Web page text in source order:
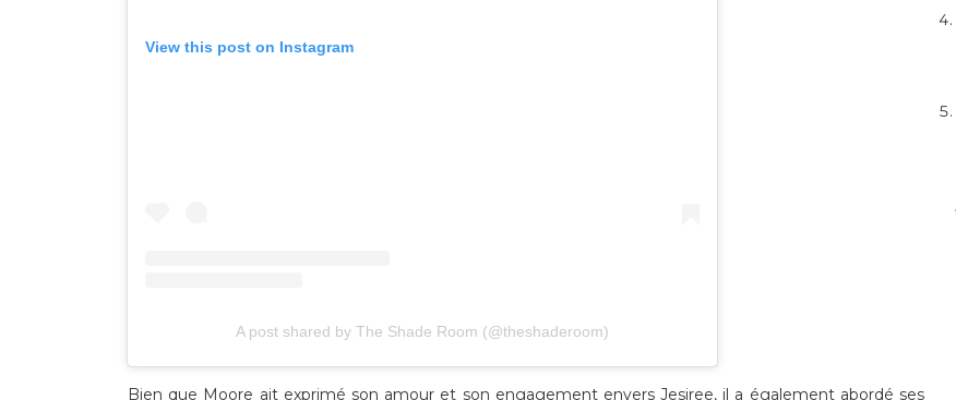
View this post on Instagram
A post shared by The Shade Room (@theshaderoom)
Bien que Moore ait exprimé son amour et son engagement envers Jesiree, il a également abordé ses